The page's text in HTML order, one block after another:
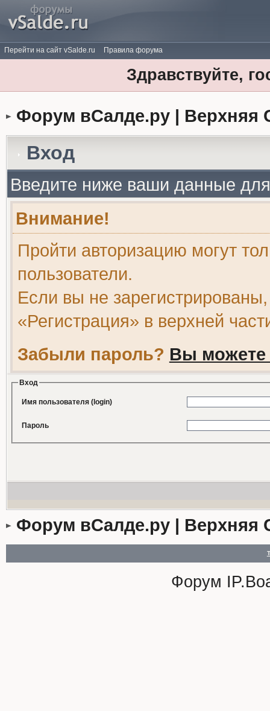
Перейти на сайт vSalde.ru Правила форума
Здравствуйте,
Форум вСалде.ру | Верхняя
Вход
Введите ниже ваши данные
Внимание!
Пройти авторизацию могут
пользователи.
Если вы не
«Регистрация» в верхней
Забыли пароль? Вы можете
Вход
Имя пользователя (login)
Пароль
Форум вСалде.ру | Верхняя
Форум